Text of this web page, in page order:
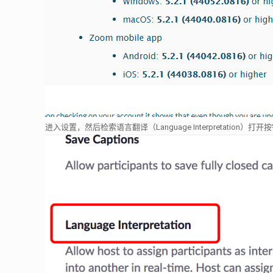
进入设置，然后检索语言翻译（Language Interpretation）打开